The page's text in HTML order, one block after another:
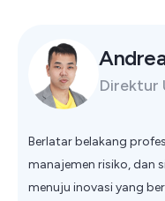
Direktur
Berlatar belakang
manajemen risiko, dan
menuju inovasi yang